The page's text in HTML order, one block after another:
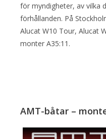
för myndigheter, av vilka
förhållanden. På
Alucat W10 Tour, Alucat
monter A35:11.
AMT-båtar –